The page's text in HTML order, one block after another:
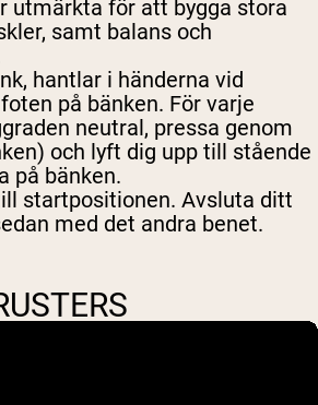
utmärkta för att bygga stora
samt balans och
hantlar i händerna vid
på bänken. För varje
neutral, pressa genom
och lyft dig upp till stående
på bänken.
startpositionen. Avsluta ditt
med det andra benet.